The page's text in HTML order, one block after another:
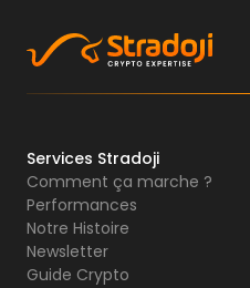
Services Stradoji
Comment ça marche ?
Performances
Notre Histoire
Newsletter
Guide Crypto